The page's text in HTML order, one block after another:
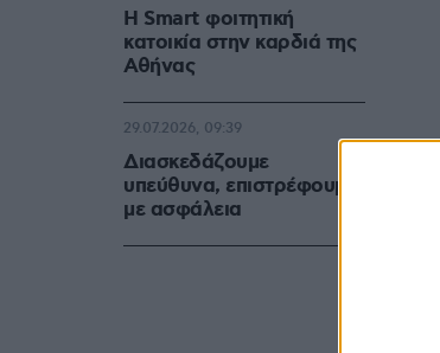
Η Smart φοιτητική
κατοικία στην καρδιά της
Αθήνας
Διασκεδάζουμε
υπεύθυνα, επιστρέφουμε
με ασφάλεια
29.07.2026, 09:39